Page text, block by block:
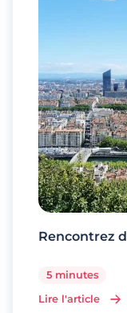
Rencontrez
5 minutes
Lire l'article